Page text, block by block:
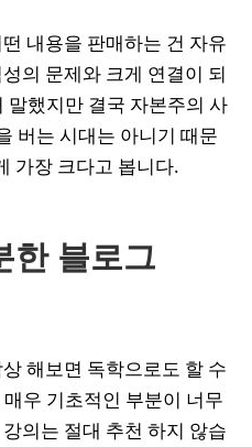
내용을 판매하는 건 자유
의 문제와 크게 연결이 되
말했지만 결국 자본주의 사
버는 시대는 아니기 때문
가장 크다고 봅니다.
한 블로그
해보면 독학으로도 할 수
우 기초적인 부분이 너무
의는 절대 추천 하지 않습